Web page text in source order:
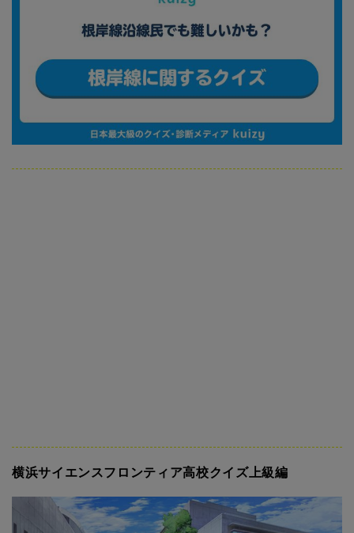
横浜サイエンスフロンティア高校クイズ上級編